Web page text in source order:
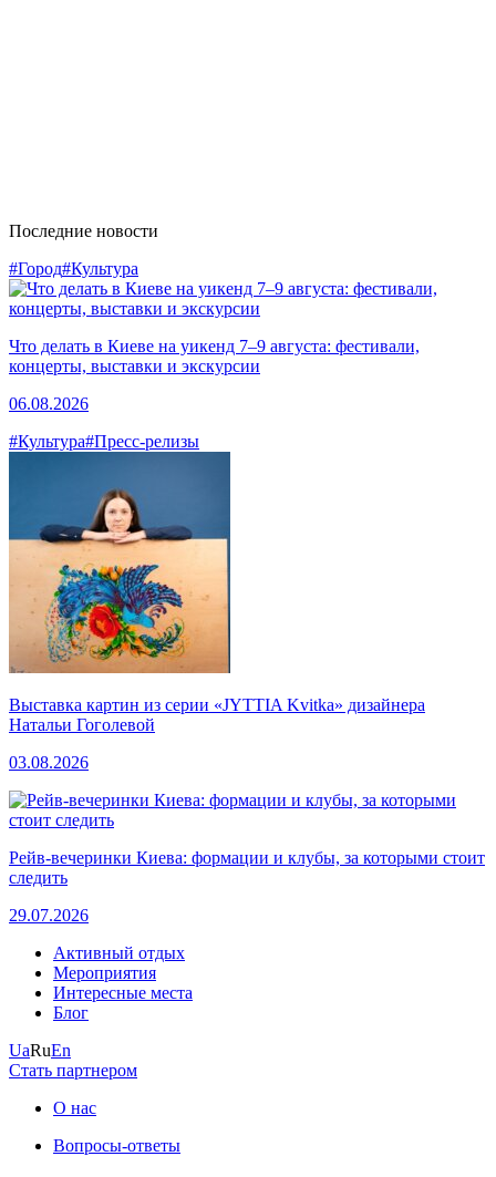
Последние новости
#Город#Культура
Что делать в Киеве на уикенд 7–9 августа: фестивали,
концерты, выставки и экскурсии
06.08.2026
#Культура#Пресс-релизы
Выставка картин из серии «JYTTIA Kvitka» дизайнера
Натальи Гоголевой
03.08.2026
Рейв-вечеринки Киева: формации и клубы, за которыми стоит
следить
29.07.2026
Активный отдых
Мероприятия
Интересные места
Блог
UaRuEn
Стать партнером
О нас
Вопросы-ответы